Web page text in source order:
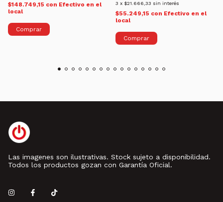
$148.749,15 con Efectivo en el
local
3 x $21.666,33 sin interés
$55.249,15 con Efectivo en el
local
Las imagenes son ilustrativas. Stock sujeto a disponibilidad.
Todos los productos gozan con Garantía Oficial.